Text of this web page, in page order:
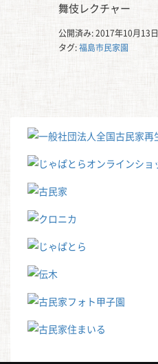
舞伎レクチャー
公開済み: 2017年10月13日
タグ:福島市民家園